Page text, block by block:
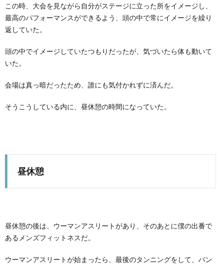
この時、大会を見ながら自分がステージに立った所をイメージし、
最高のパフォーマンスができるよう、頭の中で常にイメージを繰り
返していた。
頭の中でイメージしていたつもりだったが、気づいたら体も動いて
いた。
会場は真っ暗だったため、誰にも気付かれずに済んだ。
そうこうしている内に、昼休憩の時間になっていた。
昼休憩
昼休憩の後は、ウーマンアスリートがあり、そのあとに僕の出番で
あるメンズフィットネスだ。
ウーマンアスリートが始まったら、最後のタンニングをして、パン